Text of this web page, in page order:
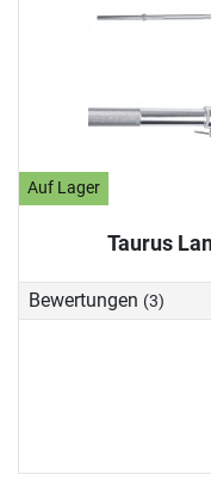
Auf Lager
Taurus
Bewertungen (3)